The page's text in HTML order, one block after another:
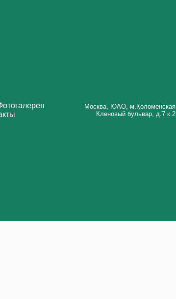
Москва, ЮАО, м.Коломенская
Кленовый бульвар, д.7 к.2